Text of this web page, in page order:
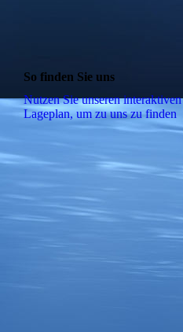
So finden Sie uns
Nutzen Sie unseren interaktiven
La­ge­plan, um zu uns zu finden